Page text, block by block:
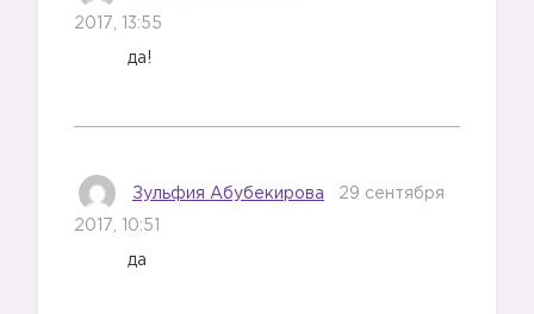
2017, 13:55
да!
Зульфия Абубекирова 29 сентября
2017, 10:51
да